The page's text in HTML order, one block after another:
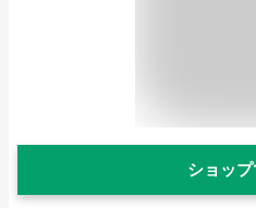
ショッ